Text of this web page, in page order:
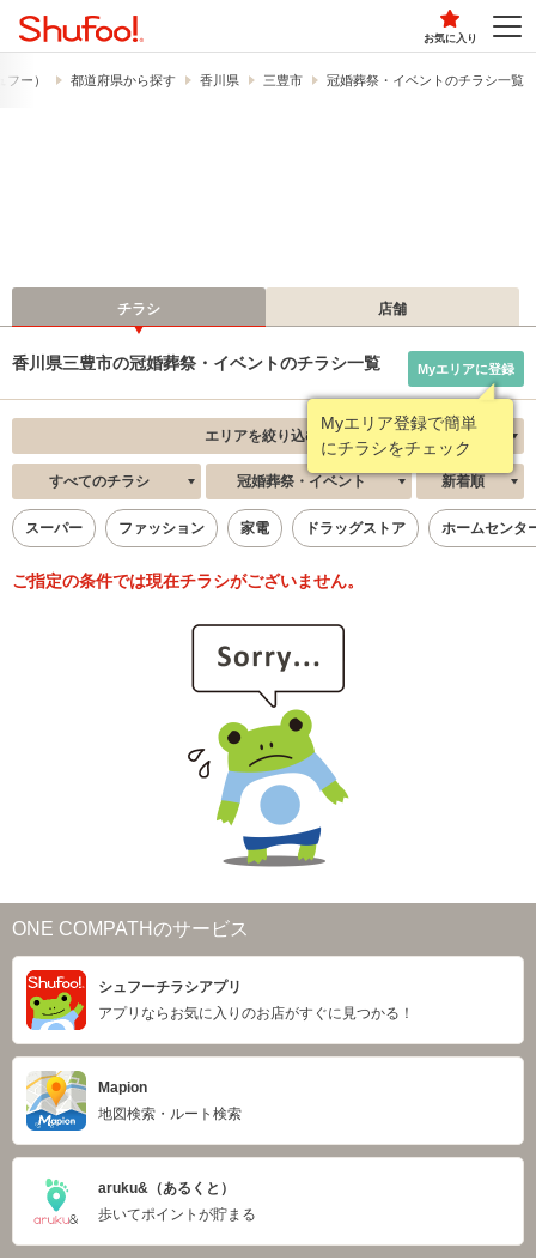
お気に入り
ー） 都道府県から探す 香川県 三豊市 冠婚葬祭・イベントのチラシ一覧
チラシ 店舗
香川県三豊市の冠婚葬祭・イベントのチラシ一覧
Myエリア登録で簡単
にチラシをチェック
Myエリアに登録
エリアを絞り込む
すべてのチラシ 冠婚葬祭・イベント 新着順
スーパー ファッション 家電 ドラッグストア ホームセンタ
ご指定の条件では現在チラシがございません。
ONE COMPATHのサービス
シュフーチラシアプリ
アプリならお気に入りのお店がすぐに見つかる！
Mapion
地図検索・ルート検索
aruku&（あるくと）
歩いてポイントが貯まる